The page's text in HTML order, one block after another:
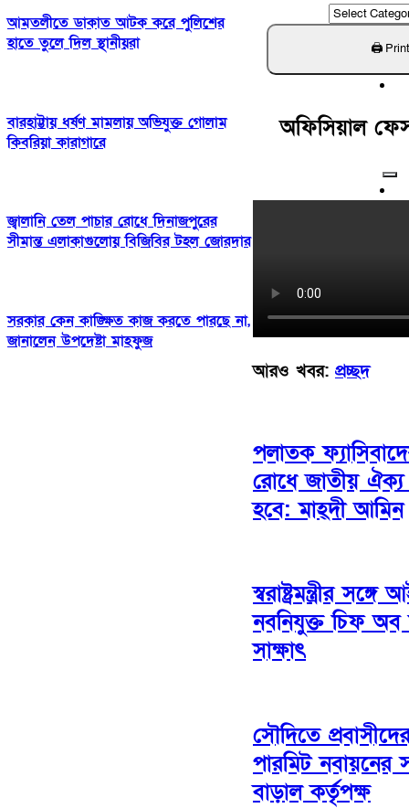
আমতলীতে ডাকাত আটক করে পুলিশের
হাতে তুলে দিল স্থানীয়রা
বারহাট্টায় ধর্ষণ মামলায় অভিযুক্ত গোলাম
কিবরিয়া কারাগারে
জ্বালানি তেল পাচার রোধে দিনাজপুরের
সীমান্ত এলাকাগুলোয় বিজিবির টহল জোরদার
সরকার কেন কাঙ্ক্ষিত কাজ করতে পারছে না,
জানালেন উপদেষ্টা মাহফুজ
ক্যাটাগরি
খুঁজুন
অফিসিয়াল
আরও খবর: প্রচ্ছদ
পলাতক
রোধে জাতীয়
হবে: মাহ্দী আমিন
স্বরাষ্ট্রমন্ত্রীর
নবনিযুক্ত চিফ অব
সাক্ষাৎ
সৌদিতে
পারমিট নবায়নের
বাড়াল কর্তৃপক্ষ